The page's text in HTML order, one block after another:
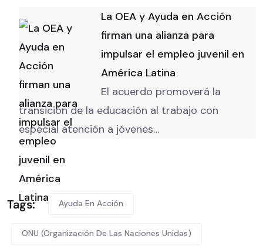
La OEA y Ayuda en Acción
firman una alianza para
impulsar el empleo juvenil en
América Latina
El acuerdo promoverá la
transición de la educación al trabajo con
especial atención a jóvenes…
Tags: Ayuda En Acción
ONU (Organización De Las Naciones Unidas)